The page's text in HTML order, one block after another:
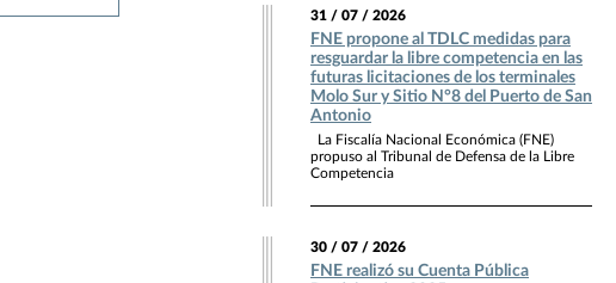
31 / 07 / 2026
FNE propone al TDLC medidas para
resguardar la libre competencia en las
futuras licitaciones de los terminales
Molo Sur y Sitio N°8 del Puerto de San
Antonio
La Fiscalía Nacional Económica (FNE)
propuso al Tribunal de Defensa de la Libre
Competencia
30 / 07 / 2026
FNE realizó su Cuenta Pública